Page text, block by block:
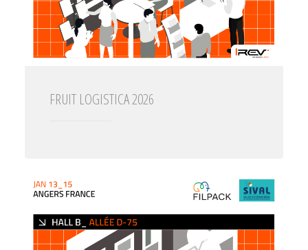
FRUIT LOGISTICA 2026